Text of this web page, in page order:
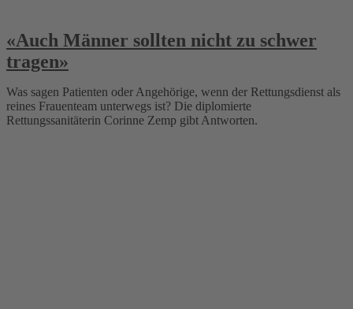
«Auch Männer sollten nicht zu schwer
tragen»
Was sagen Patienten oder Angehörige, wenn der Rettungsdienst als
reines Frauenteam unterwegs ist? Die diplomierte
Rettungssanitäterin Corinne Zemp gibt Antworten.